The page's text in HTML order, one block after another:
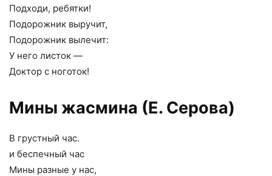
Подходи, ребятки!
Подорожник выручит,
Подорожник вылечит:
У него листок —
Доктор с ноготок!
Мины жасмина (Е. Серова)
В грустный час.
и беспечный час
Мины разные у нас,